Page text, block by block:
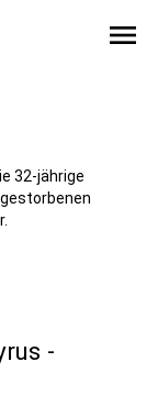
menu
32-jährige
-